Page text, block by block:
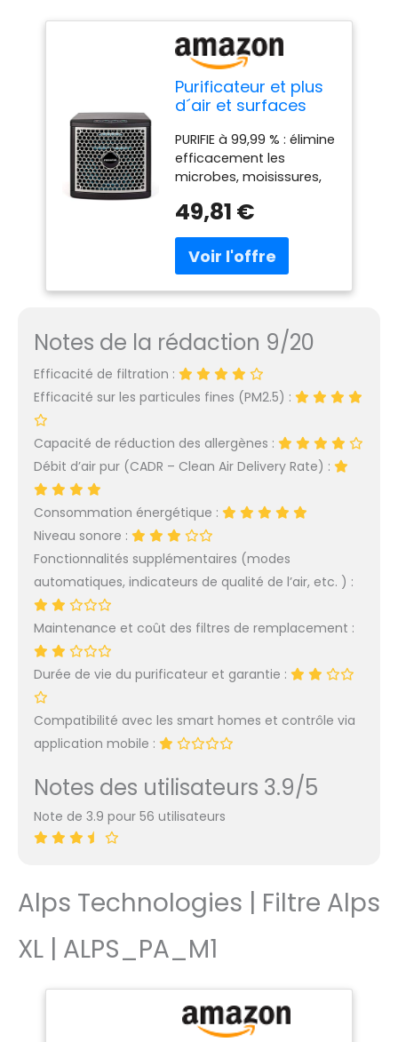
Purificateur et plus
d´air et surfaces
technologies et 3
modes|PCO
Technology,
Ionisation,
Purification,Filtration
électrostatique
|Léger et silencieux |
PREDATOR S141UV by
GLAZIAR
PURIFIE à 99,99 % : élimine
efficacement les
microbes, moisissures,
odeurs, fumées,
et des surfaces.
Convient aux personnes
souffrant de problèmes
l'asthme, la sinusite, les
allergies et les infections
respiratoires. 3 MODES DE
TRAVAIL : NORMAL - pour
une utilisation
personnes et des
animaux à l'intérieur ;
PURIFICATION avec 3
d'ozone/oxygène activé
en fonction des mètres
carrés. AWAY pour une
désinfection
supplémentaire dans les
jusqu'à 140m². EFFICACE
jusqu'à 140m² et peut
heures sur 24, 7 jours sur
7 dans les maisons, les
bureaux, les pubs, les
restaurants, les cliniques
vétérinaires, les
dentistes, les écoles, les
s'intégrant à la
décoration de votre
maison grâce à son
design soigné.
régler le fonctionnement
de la manière la plus
49,81 €
Notes de la rédaction 9/20
Efficacité de filtration :
Efficacité sur les particules fines (PM2.5) :
Capacité de réduction des allergènes :
Débit d’air pur (CADR – Clean Air Delivery Rate) :
Consommation énergétique :
Niveau sonore :
Fonctionnalités supplémentaires (modes
automatiques, indicateurs de qualité de l’air, etc. ) :
Maintenance et coût des filtres de remplacement :
Durée de vie du purificateur et garantie :
Compatibilité avec les smart homes et contrôle via
application mobile :
Notes des utilisateurs 3.9/5
Note de 3.9 pour 56 utilisateurs
Alps Technologies | Filtre Alps
XL | ALPS_PA_M1